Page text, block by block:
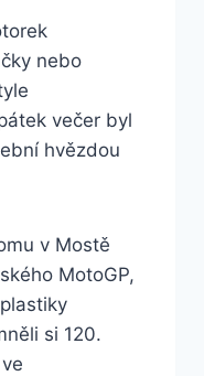
nebo
večer byl
hvězdou
v Mostě
MotoGP,
si 120.